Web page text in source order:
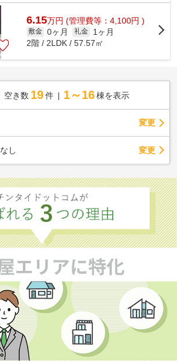
6.15万円 (管理費等：4,100円 )
敷金 0ヶ月 礼金
1ヶ月
2階 / 2LDK / 57.57㎡
空き数 19 件 1～16 棟を表示
変更
なし 変更